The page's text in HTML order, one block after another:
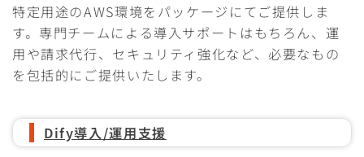
特定用途のAWS環境をパッケージにてご提供しま
す。専門チームによる導入サポートはもちろん、運
用や請求代行、セキュリティ強化など、必要なもの
を包括的にご提供いたします。
Dify導入/運用支援